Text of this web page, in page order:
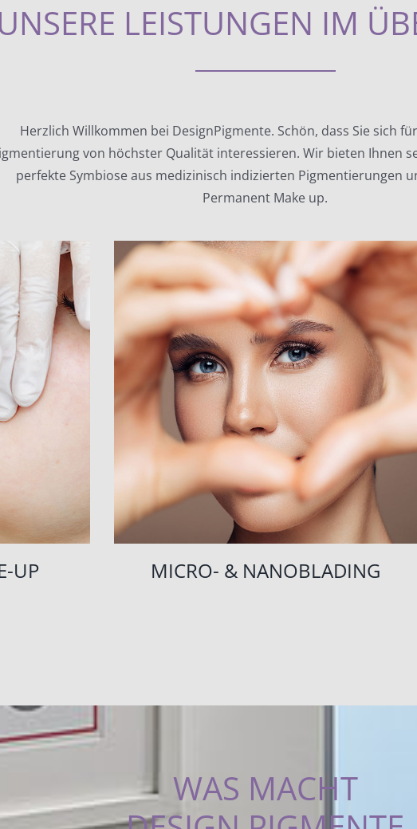
LEISTUNGEN IM
Herzlich Willkommen bei DesignPigmente. Schön, dass Sie sich
von höchster Qualität interessieren. Wir bieten Ihnen
perfekte Symbiose aus medizinisch indizierten Pigmentierungen
Permanent Make up.
UP MICRO- & NANOBLADING
WAS MACHT